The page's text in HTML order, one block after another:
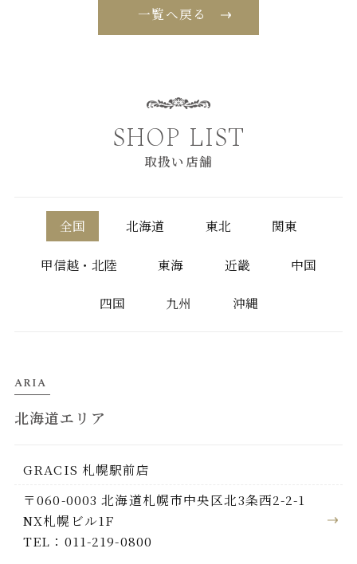
一覧へ戻る
SHOP LIST
取扱い店舗
全国 北海道 東北 関東
甲信越・北陸 東海 近畿 中国
四国 九州 沖縄
ARIA
北海道エリア
GRACIS 札幌駅前店
〒060-0003 北海道札幌市中央区北3条西2-2-1
NX札幌ビル1F
TEL：011-219-0800